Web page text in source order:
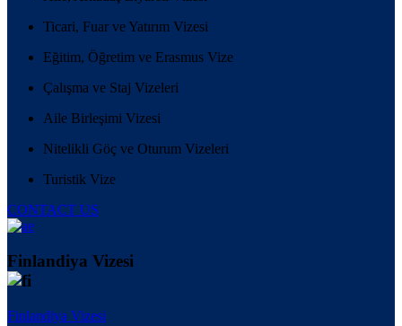
Ticari, Fuar ve Yatırım Vizesi
Eğitim, Öğretim ve Erasmus Vize
Çalışma ve Staj Vizeleri
Aile Birleşimi Vizesi
Nitelikli Göç ve Oturum Vizeleri
Turistik Vize
CONTACT US
Finlandiya Vizesi
Finlandiya Vizesi